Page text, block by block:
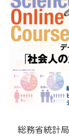
総務省統計局